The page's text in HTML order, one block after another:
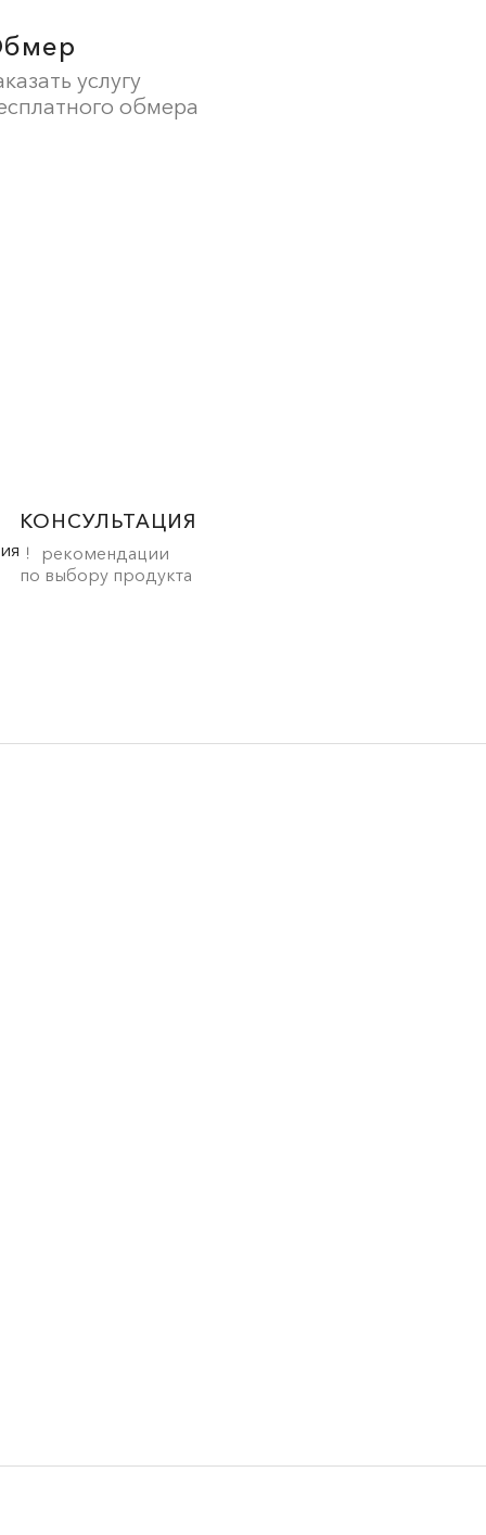
услугу
обмера
КОНСУЛЬТАЦИЯ
рекомендации
по выбору продукта